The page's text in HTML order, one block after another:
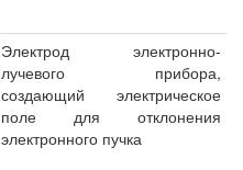
Электрод электронно-
лучевого прибора,
создающий электрическое
поле для отклонения
электронного пучка